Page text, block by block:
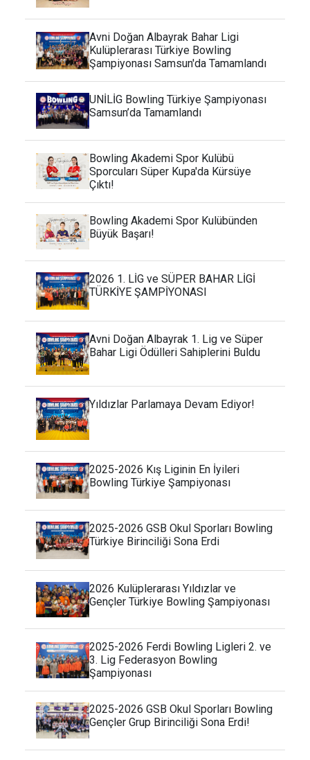
Avni Doğan Albayrak Bahar Ligi
Kulüplerarası Türkiye Bowling
Şampiyonası Samsun'da Tamamlandı
UNİLİG Bowling Türkiye Şampiyonası
Samsun’da Tamamlandı
Bowling Akademi Spor Kulübü
Sporcuları Süper Kupa'da Kürsüye
Çıktı!
Bowling Akademi Spor Kulübünden
Büyük Başarı!
2026 1. LİG ve SÜPER BAHAR LİGİ
TÜRKİYE ŞAMPİYONASI
Avni Doğan Albayrak 1. Lig ve Süper
Bahar Ligi Ödülleri Sahiplerini Buldu
Yıldızlar Parlamaya Devam Ediyor!
2025-2026 Kış Liginin En İyileri
Bowling Türkiye Şampiyonası
2025-2026 GSB Okul Sporları Bowling
Türkiye Birinciliği Sona Erdi
2026 Kulüplerarası Yıldızlar ve
Gençler Türkiye Bowling Şampiyonası
2025-2026 Ferdi Bowling Ligleri 2. ve
3. Lig Federasyon Bowling
Şampiyonası
2025-2026 GSB Okul Sporları Bowling
Gençler Grup Birinciliği Sona Erdi!